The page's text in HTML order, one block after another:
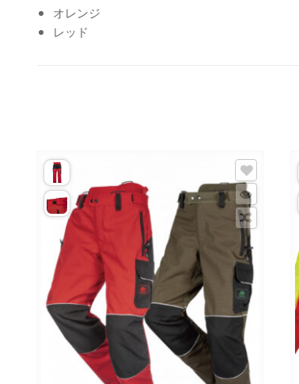
オレンジ
レッド